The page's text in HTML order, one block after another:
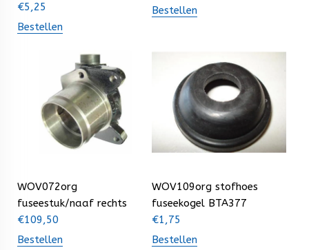
€5,25
Bestellen
Bestellen
WOV072org
fuseestuk/naaf rechts
€109,50
Bestellen
WOV109org stofhoes
fuseekogel BTA377
€1,75
Bestellen